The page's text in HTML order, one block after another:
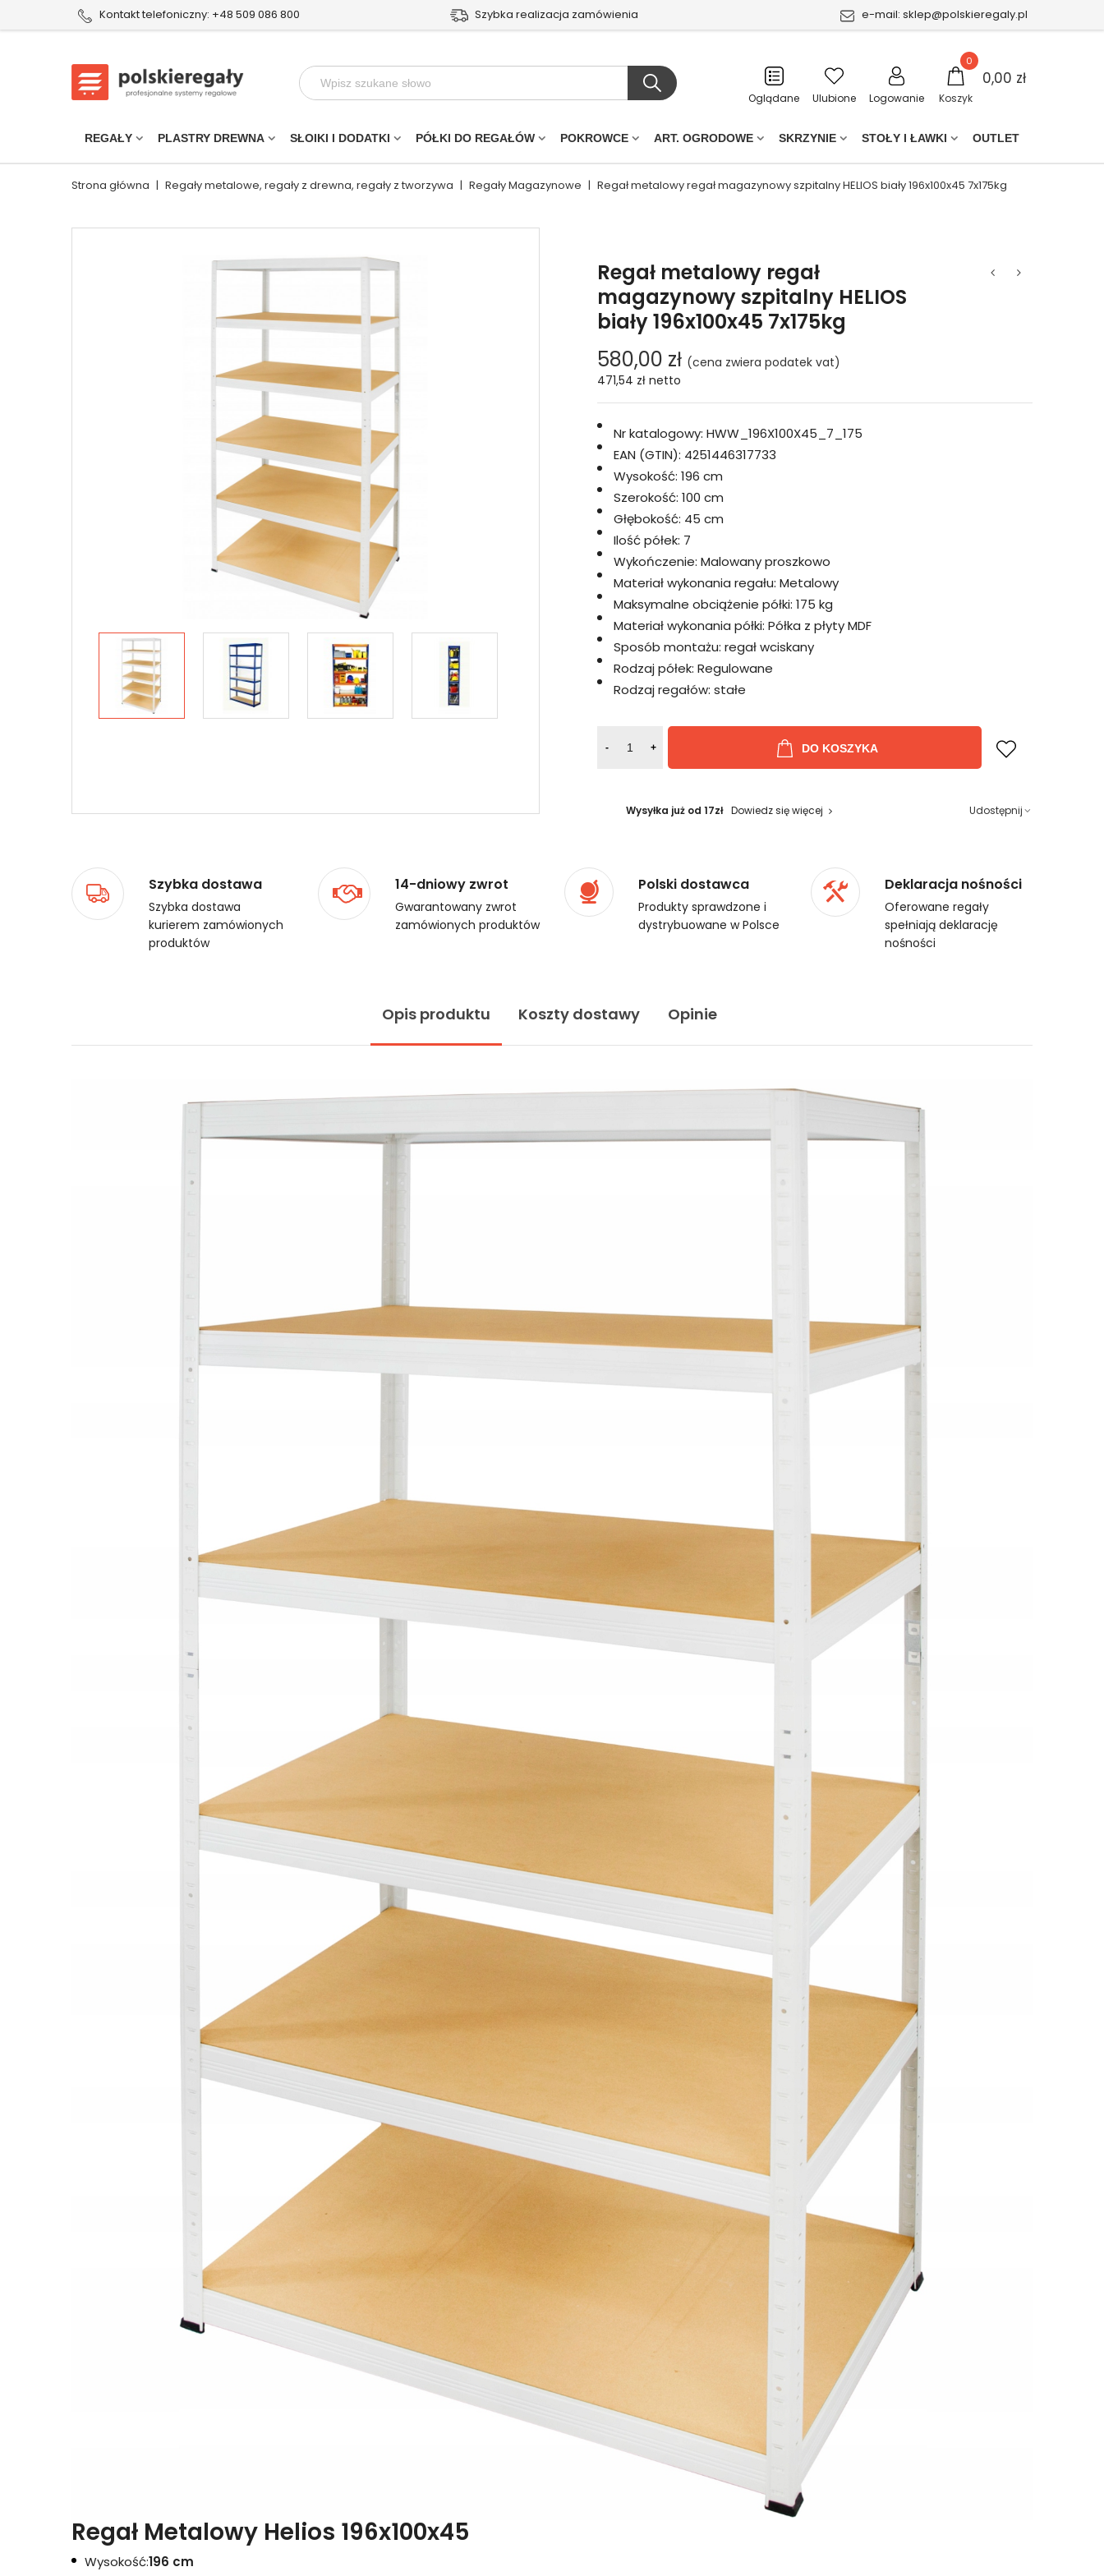
Kontakt telefoniczny: +48 509 086 800 Szybka realizacja zamówienia e-mail: sklep@polskieregaly.pl
Oglądane Ulubione Logowanie Koszyk
0
0,00 zł
REGAŁY PLASTRY DREWNA SŁOIKI I DODATKI PÓŁKI DO REGAŁÓW POKROWCE ART. OGRODOWE SKRZYNIE STOŁY I ŁAWKI OUTLET
Strona główna | Regały metalowe, regały z drewna, regały z tworzywa | Regały Magazynowe | Regał metalowy regał magazynowy szpitalny HELIOS biały 196x100x45 7x175kg
Regał metalowy regał
magazynowy szpitalny HELIOS
biały 196x100x45 7x175kg
580,00 zł (cena zwiera podatek vat)
471,54 zł netto
Nr katalogowy: HWW_196X100X45_7_175
EAN (GTIN): 4251446317733
Wysokość: 196 cm
Szerokość: 100 cm
Głębokość: 45 cm
Ilość półek: 7
Wykończenie: Malowany proszkowo
Materiał wykonania regału: Metalowy
Maksymalne obciążenie półki: 175 kg
Materiał wykonania półki: Półka z płyty MDF
Sposób montażu: regał wciskany
Rodzaj półek: Regulowane
Rodzaj regałów: stałe
- + DO KOSZYKA
Wysyłka już od 17zł Dowiedz się więcej Udostępnij
Szybka dostawa
Szybka dostawa
kurierem zamówionych
produktów
14-dniowy zwrot
Gwarantowany zwrot
zamówionych produktów
Polski dostawca
Produkty sprawdzone i
dystrybuowane w Polsce
Deklaracja nośności
Oferowane regały
spełniają deklarację
nośności
Opis produktu Koszty dostawy Opinie
Regał Metalowy Helios 196x100x45
Wysokość:196 cm